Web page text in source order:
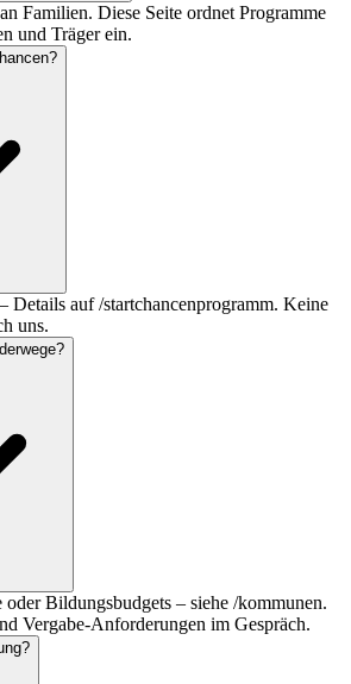
Familien. Diese Seite ordnet Programme
und Träger ein.
Details auf /startchancenprogramm. Keine
uns.
Bildungsbudgets – siehe /kommunen.
Vergabe-Anforderungen im Gespräch.